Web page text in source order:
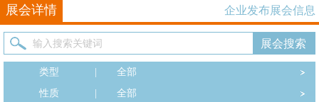
展会详情 企业发布展会信息
类型
全部
性质
全部